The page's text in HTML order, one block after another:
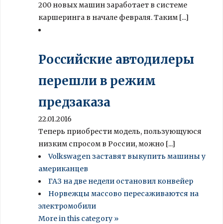
200 новых машин заработает в системе
каршеринга в начале февраля. Таким [...]
Российские автодилеры
перешли в режим
предзаказа
22.01.2016
Теперь приобрести модель, пользующуюся
низким спросом в России, можно [...]
Volkswagen заставят выкупить машины у
американцев
ГАЗ на две недели остановил конвейер
Норвежцы массово пересаживаются на
электромобили
More in this category »